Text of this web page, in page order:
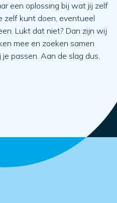
een oplossing bij wat jij zelf
zelf kunt doen, eventueel
Lukt dat niet? Dan zijn wij
mee en zoeken samen
passen. Aan de slag dus,